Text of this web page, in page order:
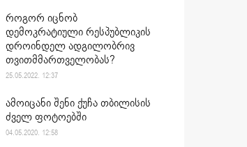
როგორ იცნობ
დემოკრატიული რესპუბლიკის
დროინდელ ადგილობრივ
თვითმმართველობას?
25.05.2022. 12:37
ამოიცანი შენი ქუჩა თბილისის
ძველ ფოტოებში
04.05.2020. 12:58